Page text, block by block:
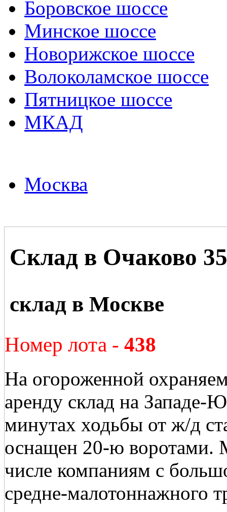
Боровское шоссе
Минское шоссе
Новорижское шоссе
Волоколамское шоссе
Пятницкое шоссе
МКАД
Москва
Склад в Очаково
склад в Москве
Номер лота - 438
На огороженной
аренду склад на Западе-
минутах ходьбы от ж/д
оснащен 20-ю воротами.
числе компаниям с
средне-малотоннажного